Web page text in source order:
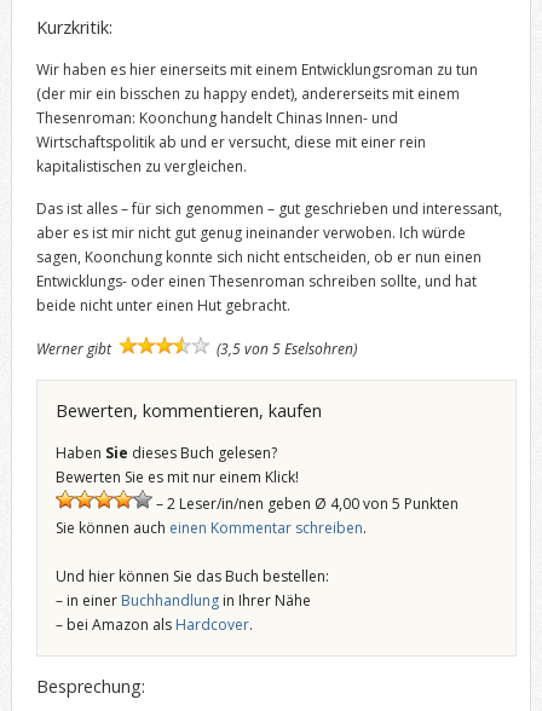
Kurzkritik:
Wir haben es hier einerseits mit einem Entwicklungsroman zu tun
(der mir ein bisschen zu happy endet), andererseits mit einem
Thesenroman: Koonchung handelt Chinas Innen- und
Wirtschaftspolitik ab und er versucht, diese mit einer rein
kapitalistischen zu vergleichen.
Das ist alles – für sich genommen – gut geschrieben und interessant,
aber es ist mir nicht gut genug ineinander verwoben. Ich würde
sagen, Koonchung konnte sich nicht entscheiden, ob er nun einen
Entwicklungs- oder einen Thesenroman schreiben sollte, und hat
beide nicht unter einen Hut gebracht.
Werner gibt (3,5 von 5 Eselsohren)
Bewerten, kommentieren, kaufen
Haben Sie dieses Buch gelesen?
Bewerten Sie es mit nur einem Klick!
– 2 Leser/in/nen geben Ø 4,00 von 5 Punkten
Sie können auch einen Kommentar schreiben.
Und hier können Sie das Buch bestellen:
– in einer Buchhandlungin Ihrer Nähe
– bei Amazon als Hardcover.
Besprechung: